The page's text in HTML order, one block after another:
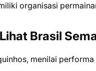
organisasi
Brasil
menilai